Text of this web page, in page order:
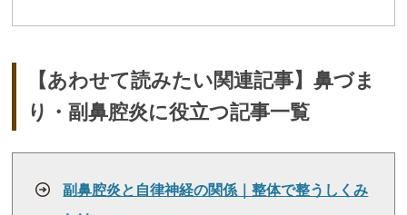
【あわせて読みたい関連記事】鼻づま
り・副鼻腔炎に役立つ記事一覧
副鼻腔炎と自律神経の関係｜整体で整うしくみ